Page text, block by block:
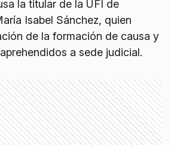
la titular de la UFI de
Isabel Sánchez, quien
de la formación de causa y
a sede judicial.